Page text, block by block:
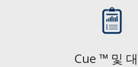
Cue ™ 및